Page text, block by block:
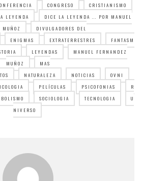
CONGRESO
CRISTIANISMO
LEYENDA
DICE LA LEYENDA ... POR MANUEL
DIVULGADORES DEL
ENIGMAS EXTRATERRESTRES
FANTASM
LEYENDAS
MANUEL FERNANDEZ
MUÑOZ
MAS
NATURALEZA NOTICIAS
OVNI
PELÍCULAS PSICOFONIAS
R
SOCIOLOGIA TECNOLOGIA
U
NIVERSO